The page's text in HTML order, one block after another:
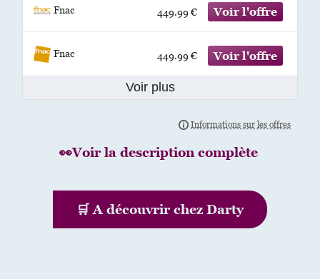
Fnac 449.99 €
Fnac 449.99 €
Voir plus
👀Voir la description complète
🛒 A découvrir chez Darty